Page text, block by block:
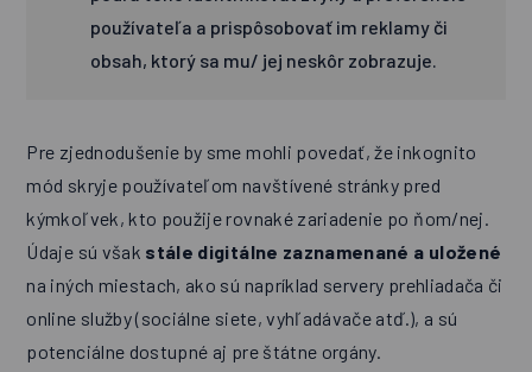
používateľa a prispôsobovať im reklamy či
obsah, ktorý sa mu/ jej neskôr zobrazuje.
Pre zjednodušenie by sme mohli povedať, že inkognito
mód skryje používateľom navštívené stránky pred
kýmkoľvek, kto použije rovnaké zariadenie po ňom/nej.
Údaje sú však stále digitálne zaznamenané a uložené
na iných miestach, ako sú napríklad servery prehliadača či
online služby (sociálne siete, vyhľadávače atď.), a sú
potenciálne dostupné aj pre štátne orgány.